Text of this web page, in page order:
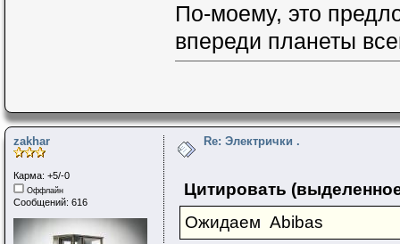
По-моему, это
впереди планеты
zakhar
Карма: +5/-0
Оффлайн
Сообщений: 616
Re: Электрички .
Цитировать
Ожидаем Abibas